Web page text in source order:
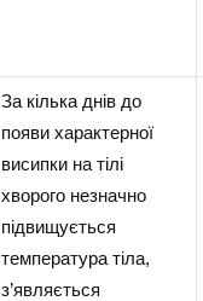
За кілька днів до
появи характерної
висипки на тілі
хворого незначно
підвищується
температура тіла,
з’являється